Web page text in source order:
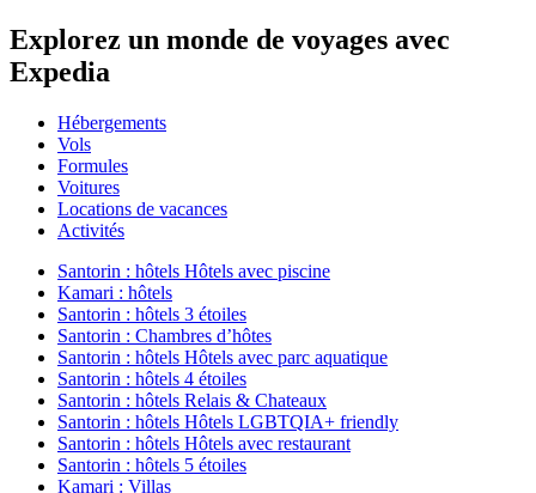
Explorez un monde de voyages avec
Expedia
Hébergements
Vols
Formules
Voitures
Locations de vacances
Activités
Santorin : hôtels Hôtels avec piscine
Kamari : hôtels
Santorin : hôtels 3 étoiles
Santorin : Chambres d’hôtes
Santorin : hôtels Hôtels avec parc aquatique
Santorin : hôtels 4 étoiles
Santorin : hôtels Relais & Chateaux
Santorin : hôtels Hôtels LGBTQIA+ friendly
Santorin : hôtels Hôtels avec restaurant
Santorin : hôtels 5 étoiles
Kamari : Villas